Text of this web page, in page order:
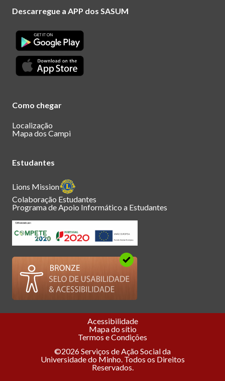
Descarregue a APP dos SASUM
Como chegar
Localização
Mapa dos Campi
Estudantes
Lions Mission
Colaboração Estudantes
Programa de Apoio Informático a Estudantes
Acessibilidade
Mapa do sítio
Termos e Condições
©2026 Serviços de Ação Social da
Universidade do Minho. Todos os Direitos
Reservados.